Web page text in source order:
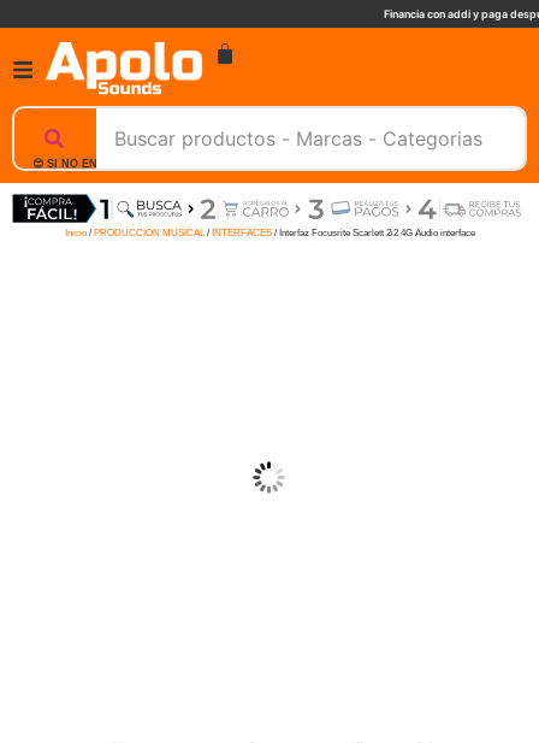
Financia con addi y paga
😊 SI NO ENCUENTRAS UN PRODUCTO, NOSOTROS TE AYUDAMOS, ESCRIBENOS. 📲
Inicio/ PRODUCCION MUSICAL/ INTERFACES/ Interfaz Focusrite Scarlett 2i2 4G Audio interface